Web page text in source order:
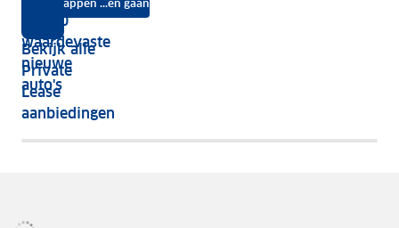
Instappen ...en gaan
Bekijk alle
Private
Lease
aanbiedingen
écht
vijf
jaar
nog
het
meeste
Top 10
waardevaste
nieuwe
auto's